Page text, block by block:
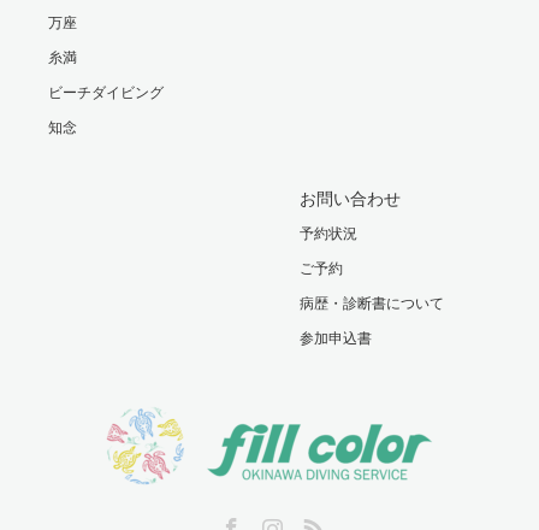
万座
糸満
ビーチダイビング
知念
お問い合わせ
予約状況
ご予約
病歴・診断書について
参加申込書